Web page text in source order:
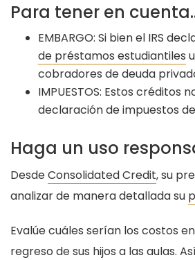
Para tener en
EMBARGO: Si bien el IRS
de préstamos estudiantiles
cobradores de deuda
IMPUESTOS: Estos
declaración de impuestos
Haga un uso
DesdeConsolidated Credit, su
analizar de manera detallada su
Evalúe cuáles serían los costos
regreso de sus hijos a las aulas.